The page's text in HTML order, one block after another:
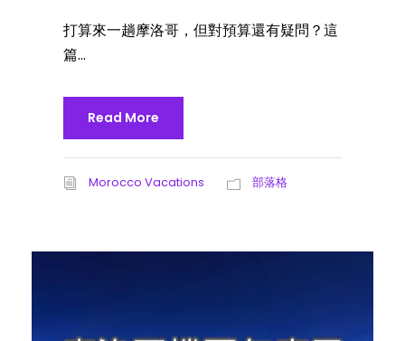
打算來一趟摩洛哥，但對預算還有疑問？這
篇...
Read More
Morocco Vacations 部落格